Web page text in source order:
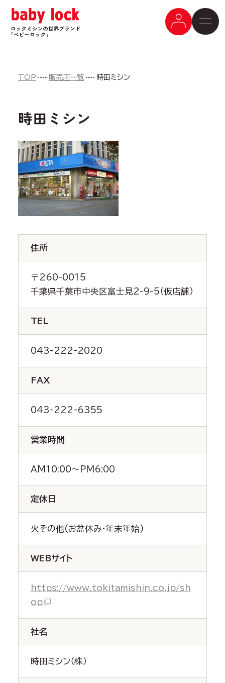
TOP 販売店一覧 時田ミシン
時田ミシン
住所
〒260-0015
千葉県千葉市中央区富士見2-9-5（仮店舗）
TEL
043-222-2020
FAX
043-222-6355
営業時間
AM10:00～PM6:00
定休日
火その他(お盆休み・年末年始)
WEBサイト
https://www.tokitamishin.co.jp/sh
op
社名
時田ミシン（株）